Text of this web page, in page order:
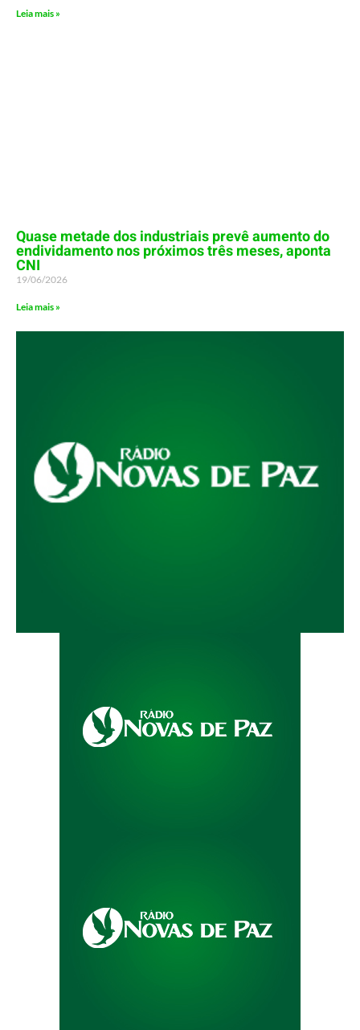
Leia mais »
Quase metade dos industriais prevê aumento do
endividamento nos próximos três meses, aponta
CNI
19/06/2026
Leia mais »